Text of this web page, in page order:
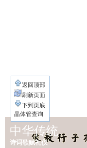
中华传统
诗词歌赋礼仪
返回顶部
刷新页面
下到页底
晶体管查询